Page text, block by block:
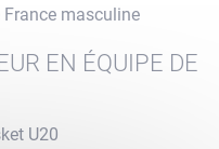
France masculine
EN ÉQUIPE DE
U20